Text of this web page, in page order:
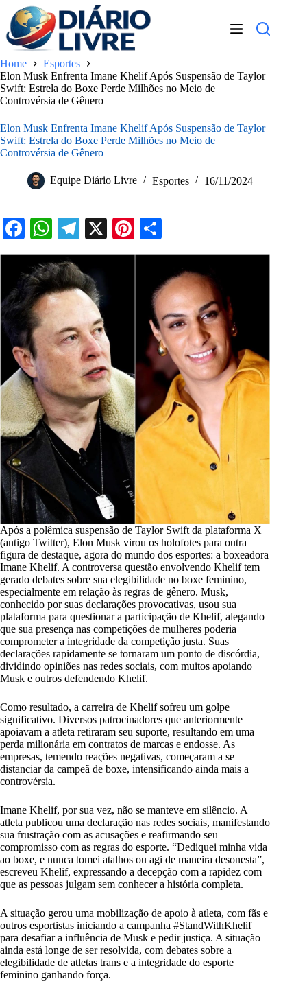
para
conteúdo
Home
Esportes
Elon Musk Enfrenta Imane Khelif Após Suspensão de Taylor
Swift: Estrela do Boxe Perde Milhões no Meio de
Controvérsia de Gênero
Elon Musk Enfrenta Imane Khelif Após Suspensão de Taylor
Swift: Estrela do Boxe Perde Milhões no Meio de
Controvérsia de Gênero
Equipe Diário Livre Esportes 16/11/2024
Fa
ce
bo
ok
W
ha
ts
A
pp
Te
le
gr
a
m
X
Pi
nt
es
ha
re
Após a polêmica suspensão de Taylor Swift da plataforma X
(antigo Twitter), Elon Musk virou os holofotes para outra
figura de destaque, agora do mundo dos esportes: a boxeadora
Imane Khelif. A controversa questão envolvendo Khelif tem
gerado debates sobre sua elegibilidade no boxe feminino,
especialmente em relação às regras de gênero. Musk,
conhecido por suas declarações provocativas, usou sua
plataforma para questionar a participação de Khelif, alegando
que sua presença nas competições de mulheres poderia
comprometer a integridade da competição justa. Suas
declarações rapidamente se tornaram um ponto de discórdia,
dividindo opiniões nas redes sociais, com muitos apoiando
Musk e outros defendendo Khelif.
Como resultado, a carreira de Khelif sofreu um golpe
significativo. Diversos patrocinadores que anteriormente
apoiavam a atleta retiraram seu suporte, resultando em uma
perda milionária em contratos de marcas e endosse. As
empresas, temendo reações negativas, começaram a se
distanciar da campeã de boxe, intensificando ainda mais a
controvérsia.
Imane Khelif, por sua vez, não se manteve em silêncio. A
atleta publicou uma declaração nas redes sociais, manifestando
sua frustração com as acusações e reafirmando seu
compromisso com as regras do esporte. “Dediquei minha vida
ao boxe, e nunca tomei atalhos ou agi de maneira desonesta”,
escreveu Khelif, expressando a decepção com a rapidez com
que as pessoas julgam sem conhecer a história completa.
A situação gerou uma mobilização de apoio à atleta, com fãs e
outros esportistas iniciando a campanha #StandWithKhelif
para desafiar a influência de Musk e pedir justiça. A situação
ainda está longe de ser resolvida, com debates sobre a
elegibilidade de atletas trans e a integridade do esporte
feminino ganhando força.